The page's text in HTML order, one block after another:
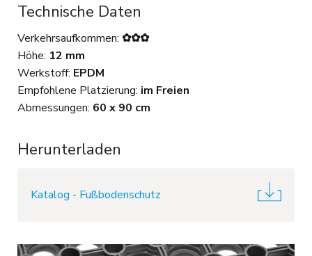
Technische Daten
Verkehrsaufkommen: ✿✿✿
Höhe: 12 mm
Werkstoff: EPDM
Empfohlene Platzierung: im Freien
Abmessungen: 60 x 90 cm
Herunterladen
Katalog - Fußbodenschutz